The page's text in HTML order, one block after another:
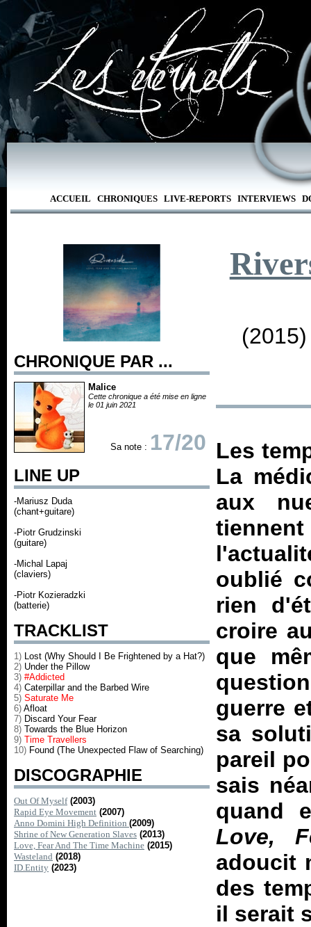
ACCUEIL CHRONIQUES LIVE-REPORTS INTERVIEWS
CHRONIQUE PAR ...
Malice
Cette chronique a été mise en ligne
le 01 juin 2021
Sa note : 17/20
LINE UP
-Mariusz Duda
(chant+guitare)
-Piotr Grudzinski
(guitare)
-Michal Lapaj
(claviers)
-Piotr Kozieradzki
(batterie)
TRACKLIST
1) Lost (Why Should I Be Frightened by a Hat?)
2) Under the Pillow
3) #Addicted
4) Caterpillar and the Barbed Wire
5) Saturate Me
6) Afloat
7) Discard Your Fear
8) Towards the Blue Horizon
9) Time Travellers
10) Found (The Unexpected Flaw of Searching)
DISCOGRAPHIE
Out Of Myself (2003)
Rapid Eye Movement (2007)
Anno Domini High Definition (2009)
Shrine of New Generation Slaves (2013)
Love, Fear And The Time Machine (2015)
Wasteland (2018)
ID.Entity (2023)
Les
La
aux
oublié
rien
croire
que
guerre
sa
pareil
sais
quand
Love,
adoucit
des
il serait